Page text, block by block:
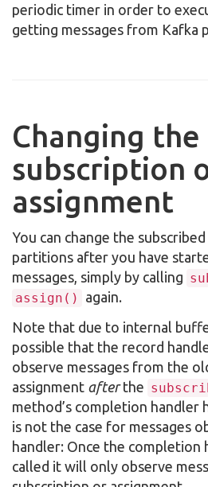
periodic timer in order to
getting messages from Kafka
Changing the
subscription
assignment
You can change the
partitions after you have
messages, simply by calling
assign()
again.
Note that due to internal
possible that the record
observe messages from the
assignment afterthe
method’s completion handler
is not the case for messages
handler: Once the completion
called it will only observe